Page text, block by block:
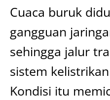
Cuaca buruk
gangguan
sehingga jalur
sistem
Kondisi itu